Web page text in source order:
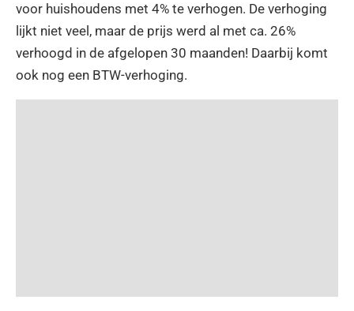
voor huishoudens met 4% te verhogen. De verhoging
lijkt niet veel, maar de prijs werd al met ca. 26%
verhoogd in de afgelopen 30 maanden! Daarbij komt
ook nog een BTW-verhoging.